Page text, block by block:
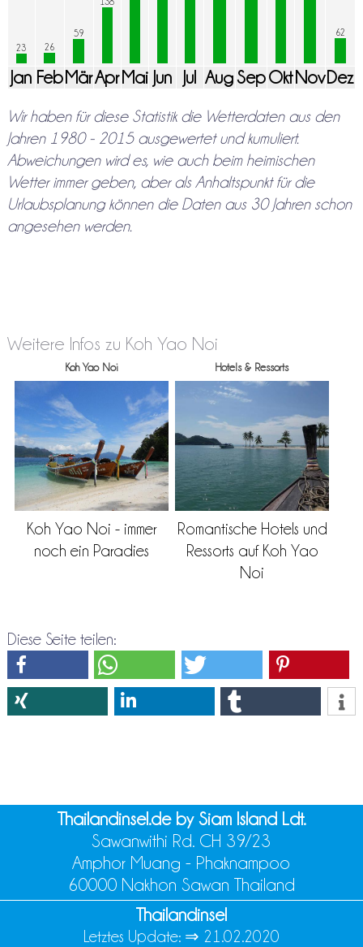
23 26
59 62
Jan Feb MärApr Mai Jun Jul AugSepOkt Nov Dez
Wir haben für diese Statistik die Wetterdaten aus den
Jahren 1980 - 2015 ausgewertet und kumuliert.
Abweichungen wird es, wie auch beim heimischen
Wetter immer geben, aber als Anhaltspunkt für die
Urlaubsplanung können die Daten aus 30 Jahren schon
angesehen werden.
Weitere Infos zu Koh Yao Noi
Koh Yao Noi
Koh Yao Noi - immer
noch ein Paradies
Hotels & Ressorts
Romantische Hotels und
Ressorts auf Koh Yao
Noi
Diese Seite teilen:
Thailandinsel.de by Siam Island Ldt.
Sawanwithi Rd. CH 39/23
Amphor Muang - Phaknampoo
60000 Nakhon Sawan Thailand
Thailandinsel
Letztes Update: ⇒ 21.02.2020